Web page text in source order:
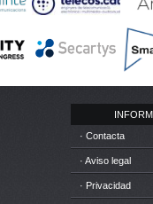
· Contacta
· Aviso legal
· Privacidad